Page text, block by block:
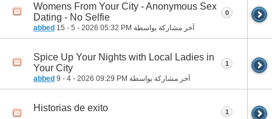
Womens From Your City - Anonymous Sex
Dating - No Selfie
آخر مشاركة بواسطة abbed 15 - 5 - 2026 05:32 PM
0
Spice Up Your Nights with Local Ladies in
Your City
آخر مشاركة بواسطة abbed 9 - 4 - 2026 09:29 PM
1
Historias de exito 1